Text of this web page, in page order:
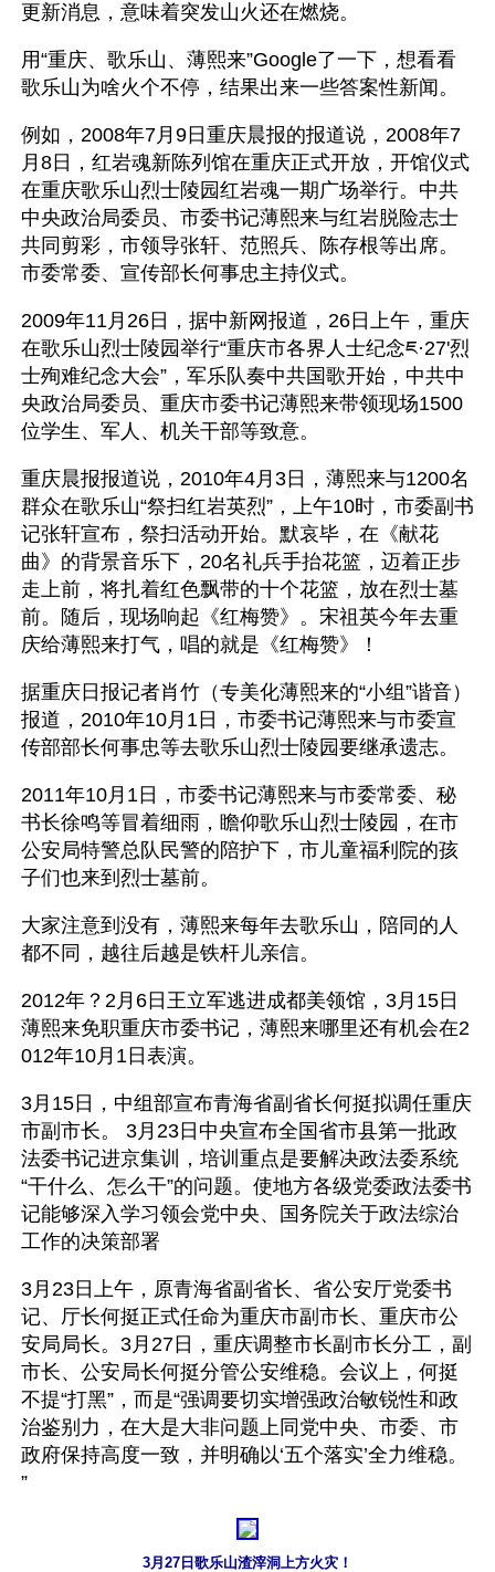
更新消息，意味着突发山火还在燃烧。
用“重庆、歌乐山、薄熙来”Google了一下，想看看
歌乐山为啥火个不停，结果出来一些答案性新闻。
例如，2008年7月9日重庆晨报的报道说，2008年7
月8日，红岩魂新陈列馆在重庆正式开放，开馆仪式
在重庆歌乐山烈士陵园红岩魂一期广场举行。中共
中央政治局委员、市委书记薄熙来与红岩脱险志士
共同剪彩，市领导张轩、范照兵、陈存根等出席。
市委常委、宣传部长何事忠主持仪式。
2009年11月26日，据中新网报道，26日上午，重庆
在歌乐山烈士陵园举行“重庆市各界人士纪念ཇ·27'烈
士殉难纪念大会”，军乐队奏中共国歌开始，中共中
央政治局委员、重庆市委书记薄熙来带领现场1500
位学生、军人、机关干部等致意。
重庆晨报报道说，2010年4月3日，薄熙来与1200名
群众在歌乐山“祭扫红岩英烈”，上午10时，市委副书
记张轩宣布，祭扫活动开始。默哀毕，在《献花
曲》的背景音乐下，20名礼兵手抬花篮，迈着正步
走上前，将扎着红色飘带的十个花篮，放在烈士墓
前。随后，现场响起《红梅赞》。宋祖英今年去重
庆给薄熙来打气，唱的就是《红梅赞》！
据重庆日报记者肖竹（专美化薄熙来的“小组”谐音）
报道，2010年10月1日，市委书记薄熙来与市委宣
传部部长何事忠等去歌乐山烈士陵园要继承遗志。
2011年10月1日，市委书记薄熙来与市委常委、秘
书长徐鸣等冒着细雨，瞻仰歌乐山烈士陵园，在市
公安局特警总队民警的陪护下，市儿童福利院的孩
子们也来到烈士墓前。
大家注意到没有，薄熙来每年去歌乐山，陪同的人
都不同，越往后越是铁杆儿亲信。
2012年？2月6日王立军逃进成都美领馆，3月15日
薄熙来免职重庆市委书记，薄熙来哪里还有机会在2
012年10月1日表演。
3月15日，中组部宣布青海省副省长何挺拟调任重庆
市副市长。 3月23日中央宣布全国省市县第一批政
法委书记进京集训，培训重点是要解决政法委系统
“干什么、怎么干”的问题。使地方各级党委政法委书
记能够深入学习领会党中央、国务院关于政法综治
工作的决策部署
3月23日上午，原青海省副省长、省公安厅党委书
记、厅长何挺正式任命为重庆市副市长、重庆市公
安局局长。3月27日，重庆调整市长副市长分工，副
市长、公安局长何挺分管公安维稳。会议上，何挺
不提“打黑”，而是“强调要切实增强政治敏锐性和政
治鉴别力，在大是大非问题上同党中央、市委、市
政府保持高度一致，并明确以‘五个落实’全力维稳。
”
3月27日歌乐山渣滓洞上方火灾！